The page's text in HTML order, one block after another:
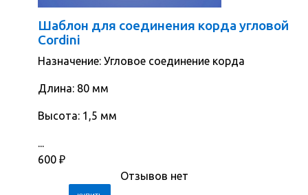
Шаблон для соединения корда угловой
Cordini
Назначение: Угловое соединение корда
Длина: 80 мм
Высота: 1,5 мм
...
600 ₽
Отзывов нет